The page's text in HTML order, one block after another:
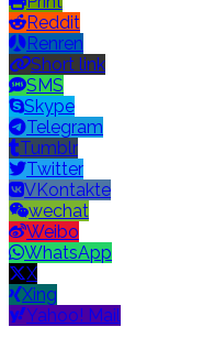
Reddit
Renren
Short link
SMS
Skype
Telegram
Tumblr
Twitter
VKontakte
wechat
Weibo
WhatsApp
X
Xing
Yahoo! Mail